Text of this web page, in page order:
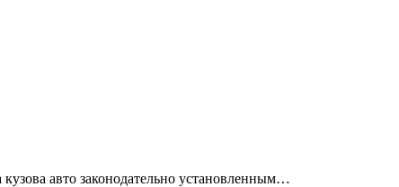
авто законодательно установленным…